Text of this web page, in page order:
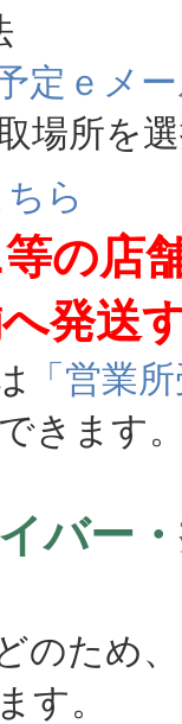
定ｅメ
場所を
ら
の店
発送
「営業
きます
イバー
のため
す。